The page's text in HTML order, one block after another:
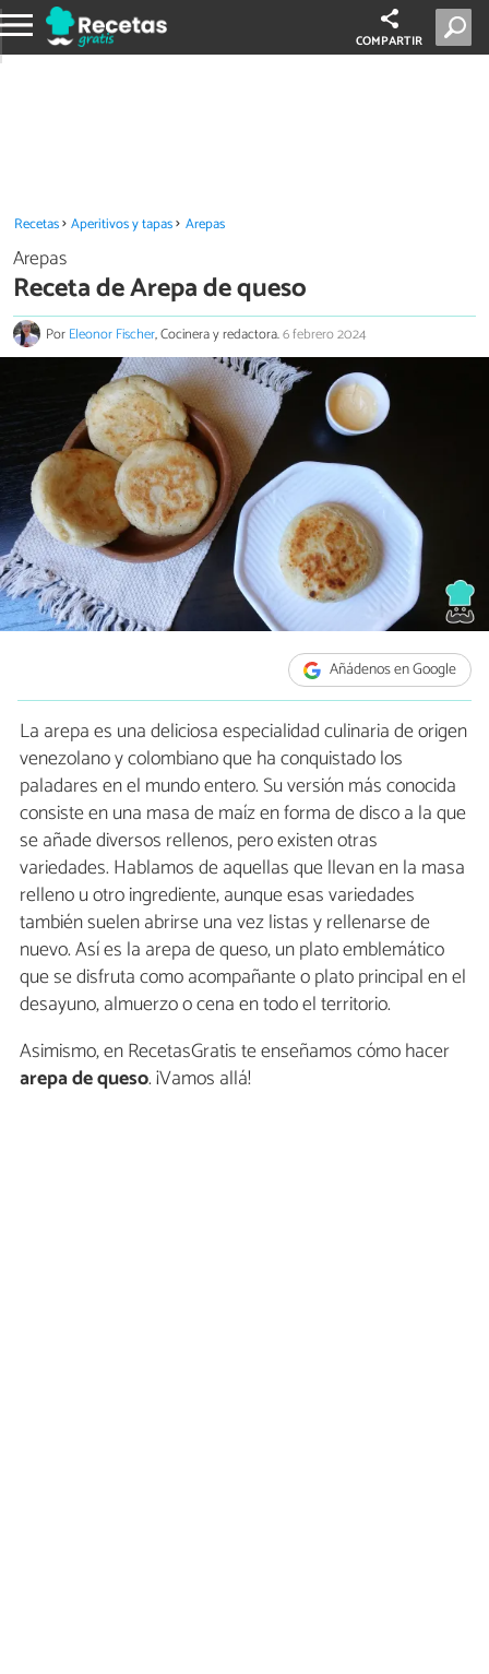
COMPARTIR
Recetas Aperitivos y tapas Arepas
Arepas
Receta de Arepa de queso
PorEleonor Fischer, Cocinera y redactora.6 febrero 2024
Añádenos en Google
La arepa es una deliciosa especialidad culinaria de origen
venezolano y colombiano que ha conquistado los
paladares en el mundo entero. Su versión más conocida
consiste en una masa de maíz en forma de disco a la que
se añade diversos rellenos, pero existen otras
variedades. Hablamos de aquellas que llevan en la masa
relleno u otro ingrediente, aunque esas variedades
también suelen abrirse una vez listas y rellenarse de
nuevo. Así es la arepa de queso, un plato emblemático
que se disfruta como acompañante o plato principal en el
desayuno, almuerzo o cena en todo el territorio.
Asimismo, en RecetasGratis te enseñamos cómo hacer
arepa de queso. ¡Vamos allá!